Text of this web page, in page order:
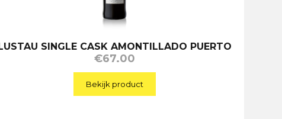
SINGLE CASK AMONTILLADO PUERTO
€67.00
Bekijk product